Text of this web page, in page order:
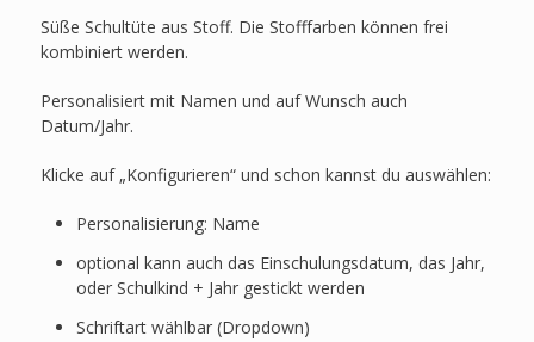
Süße Schultüte aus Stoff. Die Stofffarben können frei
kombiniert werden.
Personalisiert mit Namen und auf Wunsch auch
Datum/Jahr.
Klicke auf „Konfigurieren“ und schon kannst du auswählen:
Personalisierung: Name
optional kann auch das Einschulungsdatum, das Jahr,
oder Schulkind + Jahr gestickt werden
Schriftart wählbar (Dropdown)